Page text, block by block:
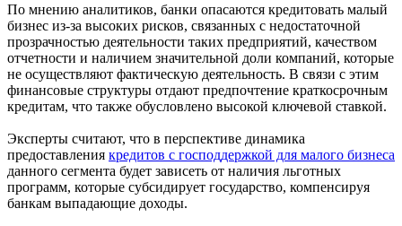
По мнению аналитиков, банки опасаются кредитовать малый
бизнес из-за высоких рисков, связанных с недостаточной
прозрачностью деятельности таких предприятий, качеством
отчетности и наличием значительной доли компаний, которые
не осуществляют фактическую деятельность. В связи с этим
финансовые структуры отдают предпочтение краткосрочным
кредитам, что также обусловлено высокой ключевой ставкой.
Эксперты считают, что в перспективе динамика
предоставления кредитов с господдержкой для малого бизнеса
данного сегмента будет зависеть от наличия льготных
программ, которые субсидирует государство, компенсируя
банкам выпадающие доходы.